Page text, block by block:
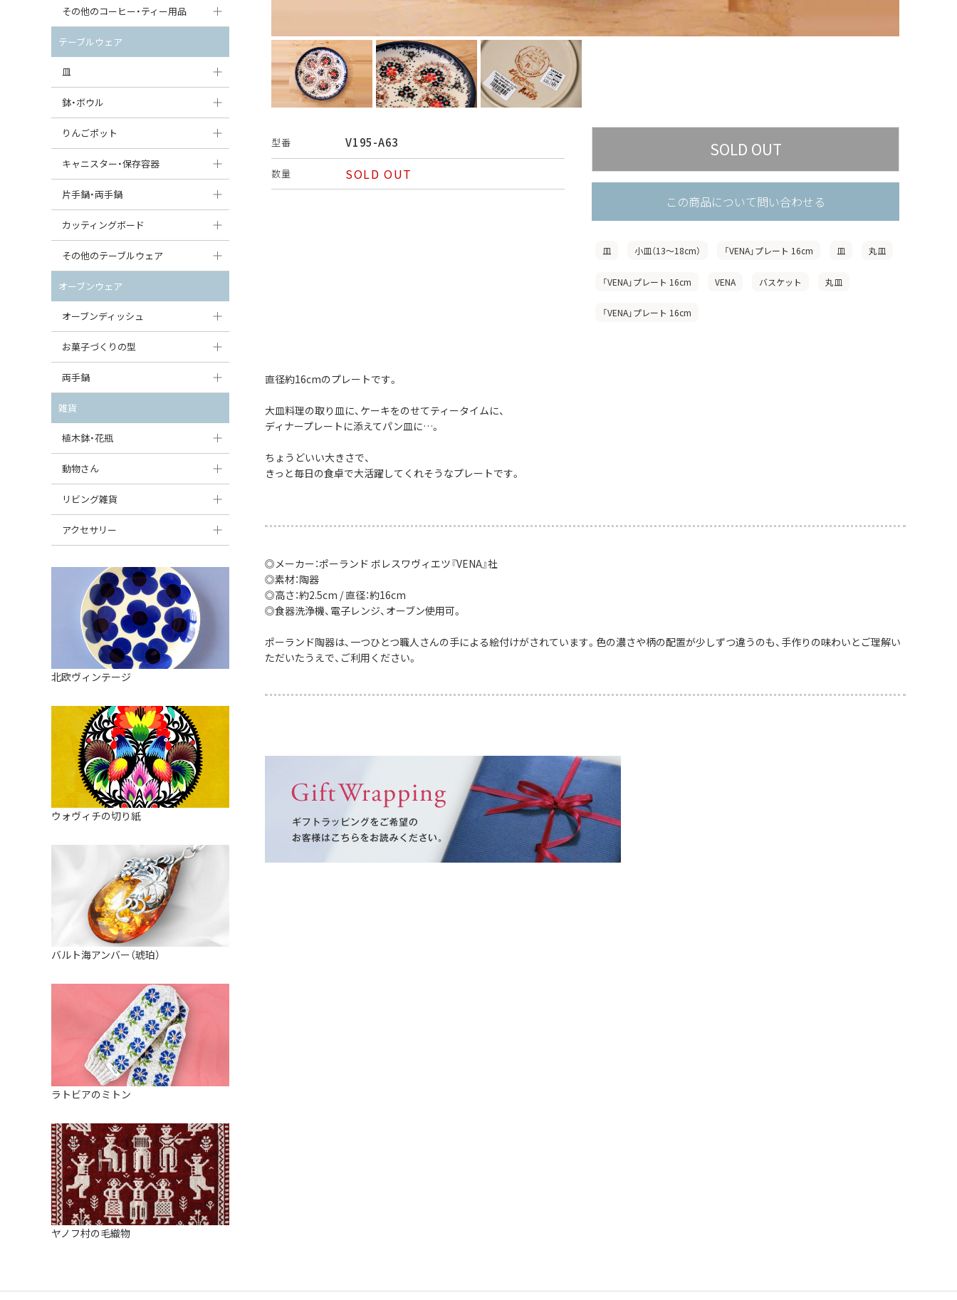
型番 V195-A63
数量
SOLD OUT
この商品について問い合わせる
皿 小皿（13〜18cm） 「VENA」プレート 16cm 皿 丸皿
「VENA」プレート 16cm VENA バスケット 丸皿
「VENA」プレート 16cm
直径約16cmのプレートです。
大皿料理の取り皿に、ケーキをのせてティータイムに、
ディナープレートに添えてパン皿に…。
ちょうどいい大きさで、
きっと毎日の食卓で大活躍してくれそうなプレートです。
◎メーカー：ポーランド ボレスワヴィエツ『VENA』社
◎素材：陶器
◎高さ：約2.5cm / 直径：約16cm
◎食器洗浄機、電子レンジ、オーブン使用可。
ポーランド陶器は、一つひとつ職人さんの手による絵付けがされています。色の濃さや柄の配置が少しずつ違うのも、手作りの味わいとご理解い
ただいたうえで、ご利用ください。
コーヒーポット
シュガーボウル
クリーマー
その他のコーヒー・ティー用品
ポットウォーマー
ピッチャー
コーヒードリッパー
すべて見る
テーブルウェア
皿
大皿（24cm〜）
中皿（18〜24cm）
丸皿
スープ皿
ダルマプレート
たまご型プレート
ハート型プレート
変形プレート
分割ディッシュ
すべて見る
鉢・ボウル
大鉢（21cm〜）
中鉢（16〜21cm）
丸鉢・どんぶり・ボウル
茶碗
オーバルボウル
ハートボウル
葉っぱ型ボウル
りんご型ボウル
いちご型ボウル
星型ボウル
スープカップ
そば猪口・フリーカップ
ココット
薬味入れ
ミキシングボウル
すべて見る
りんごポット
りんごポット
りんごポット小
キャニスター・保存容器
キャニスター
つぼ
ガーリックポット
オニオンキャニスター
ガーリックキャニスター
チーズケース
バターディッシュ
六角形ポット
ボトル
すべて見る
片手鍋・両手鍋
ソースパン（片手鍋）
スープチュリーン
カッティングボード
角型カッティングボード
丸型カッティングボード
すべて見る
その他のテーブルウェア
調味料入れ
グレイヴィーボート
エッグカップ
ケーキスタンド
カトラリー
はしおき・カトラリーレスト
オーブンウェア
オーブンディッシュ
大型（24cm〜）
中型（18〜24cm）
スクエアオーブンディッシュ
オーバルオーブンディッシュ
すべて見る
お菓子づくりの型
パウンド型
マフィン型
すべて見る
両手鍋
チュリーン
キャセロール
すべて見る
雑貨
植木鉢・花瓶
植木鉢
花瓶
動物さん
フィギュア・置物
貯金箱
オーナメント
クリーマー
リビング雑貨
スツール
バス・洗面用品
家具小物
小物入れ
アロマポット
バスケット
装飾用タイル・プレート
ミニチュア
天使さま
カードスタンド
マグネット
すべて見る
アクセサリー
ペンダントトップ
すべて見る
北欧ヴィンテージ
ウォヴィチの切り紙
バルト海アンバー（琥珀）
ラトビアのミトン
ヤノフ村の毛織物